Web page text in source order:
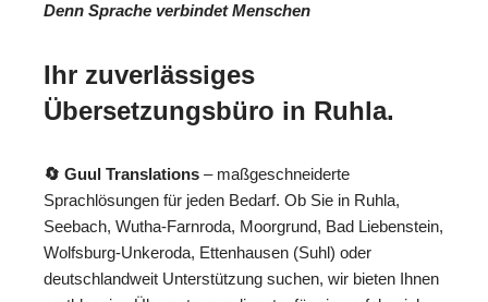
Denn Sprache verbindet Menschen
Ihr zuverlässiges
Übersetzungsbüro in Ruhla.
🔄 Guul Translations – maßgeschneiderte
Sprachlösungen für jeden Bedarf. Ob Sie in Ruhla,
Seebach, Wutha-Farnroda, Moorgrund, Bad Liebenstein,
Wolfsburg-Unkeroda, Ettenhausen (Suhl) oder
deutschlandweit Unterstützung suchen, wir bieten Ihnen